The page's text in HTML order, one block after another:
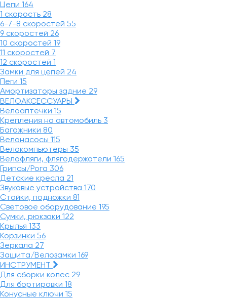
Цепи 164
1 скорость 28
6-7-8 скоростей 55
9 скоростей 26
10 скоростей 19
11 скоростей 7
12 скоростей 1
Замки для цепей 24
Пеги 15
Амортизаторы задние 29
ВЕЛОАКСЕССУАРЫ
Велоаптечки 15
Крепления на автомобиль 3
Багажники 80
Велонасосы 115
Велокомпьютеры 35
Велофляги, флягодержатели 165
Грипсы/Рога 306
Детские кресла 21
Звуковые устройства 170
Стойки, подножки 81
Световое оборудование 195
Сумки, рюкзаки 122
Крылья 133
Корзинки 56
Зеркала 27
Защита/Велозамки 169
ИНСТРУМЕНТ
Для сборки колес 29
Для бортировки 18
Конусные ключи 15